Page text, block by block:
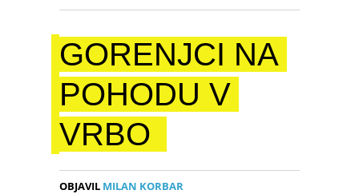
GORENJCI NA
POHODU V
VRBO
OBJAVIL MILAN KORBAR